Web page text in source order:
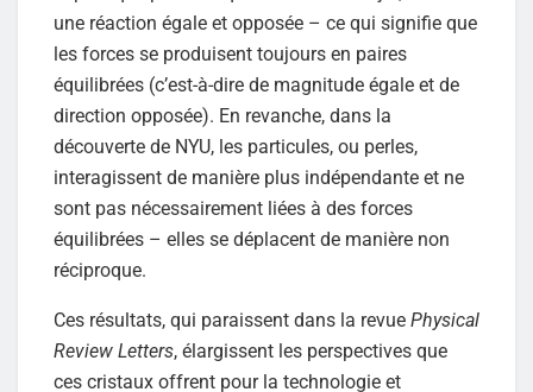
une réaction égale et opposée – ce qui signifie que
les forces se produisent toujours en paires
équilibrées (c’est-à-dire de magnitude égale et de
direction opposée). En revanche, dans la
découverte de NYU, les particules, ou perles,
interagissent de manière plus indépendante et ne
sont pas nécessairement liées à des forces
équilibrées – elles se déplacent de manière non
réciproque.
Ces résultats, qui paraissent dans la revue Physical
Review Letters, élargissent les perspectives que
ces cristaux offrent pour la technologie et